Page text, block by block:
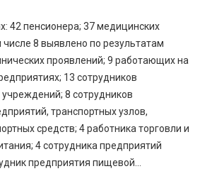
42 пенсионера; 37 медицинских
числе 8 выявлено по результатам
проявлений; 9 работающих на
13 сотрудников
8 сотрудников
транспортных узлов,
средств; 4 работника торговли и
4 сотрудника предприятий
предприятия пищевой...